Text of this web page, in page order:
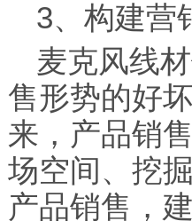
3、构建营
麦克风线
售形势的好
来，产品销
场空间、挖
产品销售，